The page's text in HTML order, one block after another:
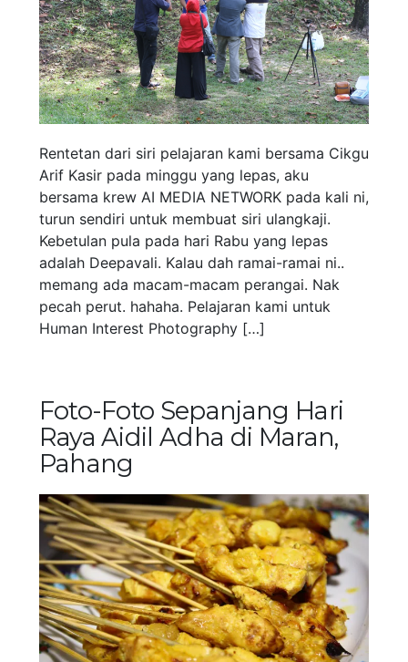
Rentetan dari siri pelajaran kami bersama Cikgu
Arif Kasir pada minggu yang lepas, aku
bersama krew AI MEDIA NETWORK pada kali ni,
turun sendiri untuk membuat siri ulangkaji.
Kebetulan pula pada hari Rabu yang lepas
adalah Deepavali. Kalau dah ramai-ramai ni..
memang ada macam-macam perangai. Nak
pecah perut. hahaha. Pelajaran kami untuk
Human Interest Photography […]
Foto-Foto Sepanjang Hari
Raya Aidil Adha di Maran,
Pahang